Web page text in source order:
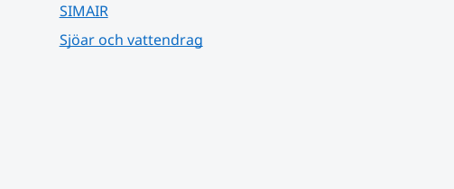
SIMAIR
Sjöar och vattendrag